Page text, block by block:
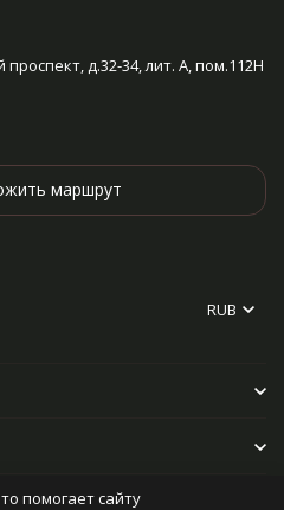
д.32-34, лит. А, пом.112Н
маршрут
RUB
помогает сайту